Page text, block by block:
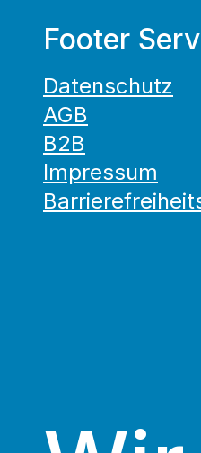
Footer
Datenschutz
AGB
B2B
Impressum